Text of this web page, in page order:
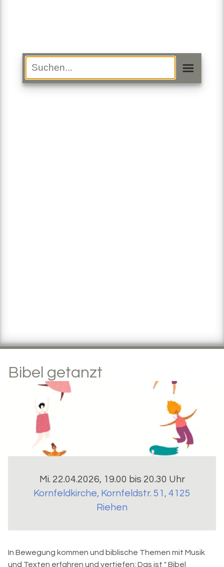
Bibel getanzt
Mi. 22.04.2026, 19.00 bis 20.30 Uhr
Kornfeldkirche, Kornfeldstr. 51, 4125
Riehen
In Bewegung kommen und biblische Themen mit Musik
und Texten erfahren und vertiefen: Das ist " Bibel